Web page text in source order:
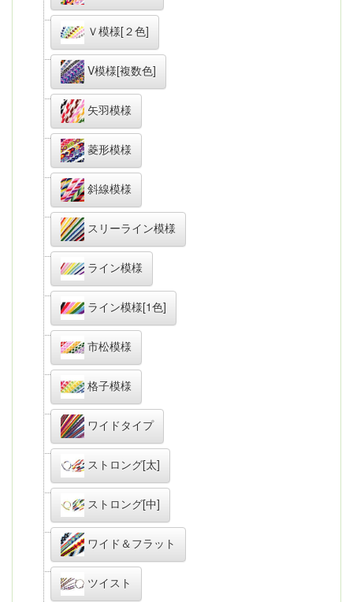
Ｖ模様[２色]
V模様[複数色]
矢羽模様
菱形模様
斜線模様
スリーライン模様
ライン模様
ライン模様[1色]
市松模様
格子模様
ワイドタイプ
ストロング[太]
ストロング[中]
ワイド＆フラット
ツイスト